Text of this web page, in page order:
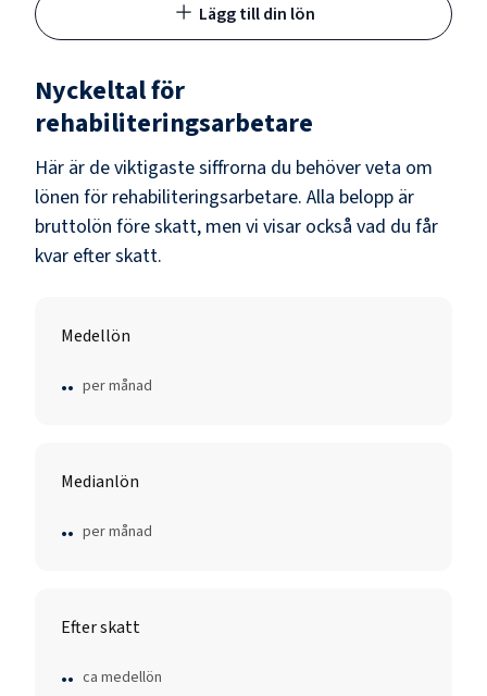
Lägg till din lön
Nyckeltal för
rehabiliteringsarbetare
Här är de viktigaste siffrorna du behöver veta om
lönen för rehabiliteringsarbetare. Alla belopp är
bruttolön före skatt, men vi visar också vad du får
kvar efter skatt.
Medellön
.. per månad
Medianlön
.. per månad
Efter skatt
.. ca medellön